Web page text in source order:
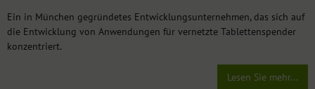
Ein in München gegründetes Entwicklungsunternehmen, das sich auf
die Entwicklung von Anwendungen für vernetzte Tablettenspender
konzentriert.
Lesen Sie mehr...